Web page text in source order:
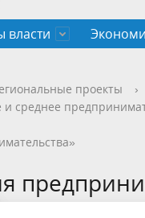
власти
Проекты
Новости
Порядок
Порядок
приемов
проекты
›
среднее